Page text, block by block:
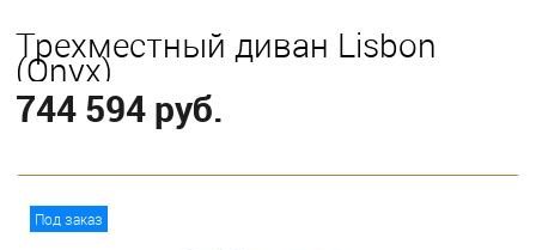
Трехместный диван Lisbon
(Onyx)
744 594 руб.
Под заказ